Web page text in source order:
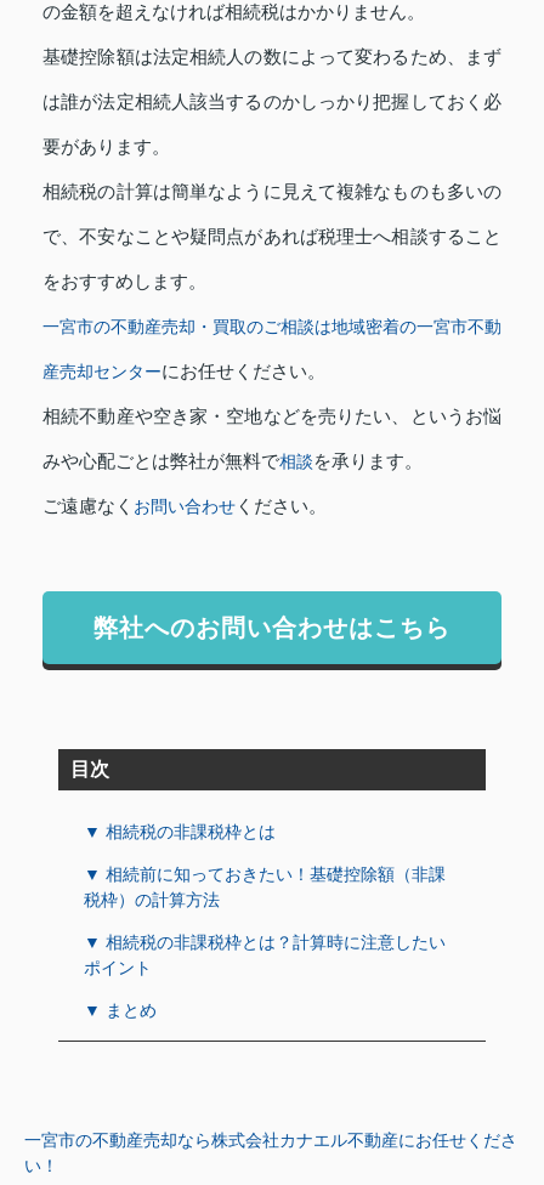
の金額を超えなければ相続税はかかりません。
基礎控除額は法定相続人の数によって変わるため、まず
は誰が法定相続人該当するのかしっかり把握しておく必
要があります。
相続税の計算は簡単なように見えて複雑なものも多いの
で、不安なことや疑問点があれば税理士へ相談すること
をおすすめします。
一宮市の不動産売却・買取のご相談は地域密着の一宮市不動
産売却センターにお任せください。
相続不動産や空き家・空地などを売りたい、というお悩
みや心配ごとは弊社が無料で相談を承ります。
ご遠慮なく お問い合わせ ください。
弊社へのお問い合わせはこちら
目次
▼ 相続税の非課税枠とは
▼ 相続前に知っておきたい！基礎控除額（非課
税枠）の計算方法
▼ 相続税の非課税枠とは？計算時に注意したい
ポイント
▼ まとめ
一宮市の不動産売却なら株式会社カナエル不動産にお任せくださ
い！